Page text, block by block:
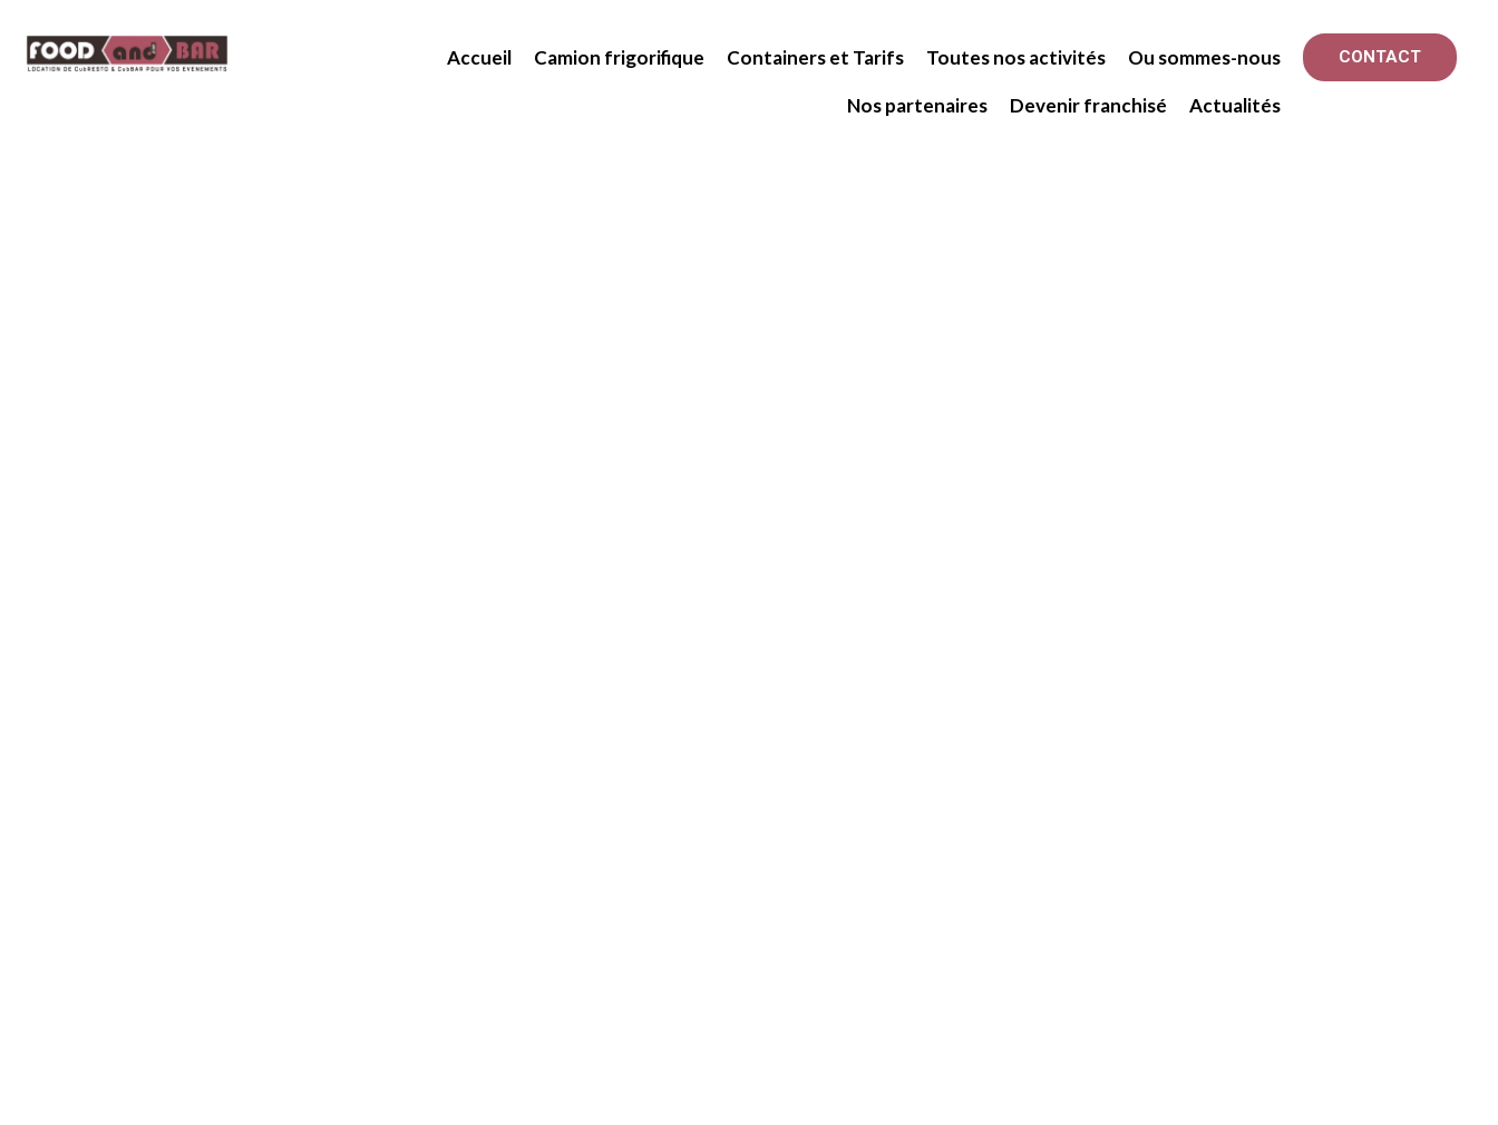
Accueil Camion frigorifique Containers et Tarifs Toutes nos activités Ou sommes-nous
Nos partenaires Devenir franchisé Actualités
CONTACT